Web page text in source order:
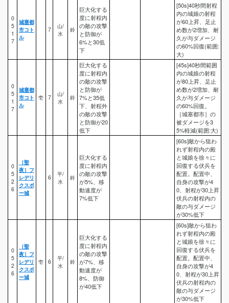
0
5
1
7
城塞都
市コト
ル
7
山/
水
鈴
巨大化する
度に射程内
の敵の攻撃
と防御が
6%と30低
下
[50s]40秒間射程
内の城娘の射程
が60上昇、足止
め数が2増加、耐
久が与ダメージ
の60%回復(範囲:
大)
0
5
1
7
城塞都
市コト
ル
壱 7
山/
水
鈴
巨大化する
度に射程内
の敵の攻撃
と防御が
7%と35低
下、射程外
の敵の攻撃
と防御が20
低下
[45s]40秒間範囲
内の城娘の射程
が80上昇、足止
め数が2増加、耐
久が与ダメージ
の60%回復。
［城塞都市］の
被ダメージを3
5%軽減(範囲:大)
0
5
2
6
［聖
夜］フ
レデリ
クスボ
ー城
6
平/
水
鈴
巨大化する
度に射程内
の敵の攻撃
が5%、移
動速度が
7%低下
[60s]敵から狙わ
れず射程内の殿
と城娘を徐々に
回復する伏兵を
配置。配置中、
自身の攻撃が4
0、射程が30上昇
伏兵の射程内の
敵の与ダメージ
が30%低下
0
5
2
6
［聖
夜］フ
レデリ
クスボ
ー城
壱 6
平/
水
鈴
巨大化する
度に射程内
の敵の攻撃
が7%、移
動速度が
8%、防御
が40低下
[60s]敵から狙わ
れず射程内の殿
と城娘を徐々に
回復する伏兵を
配置。配置中、
自身の攻撃が4
0、射程が30上昇
伏兵の射程内の
敵の与ダメージ
が30%低下